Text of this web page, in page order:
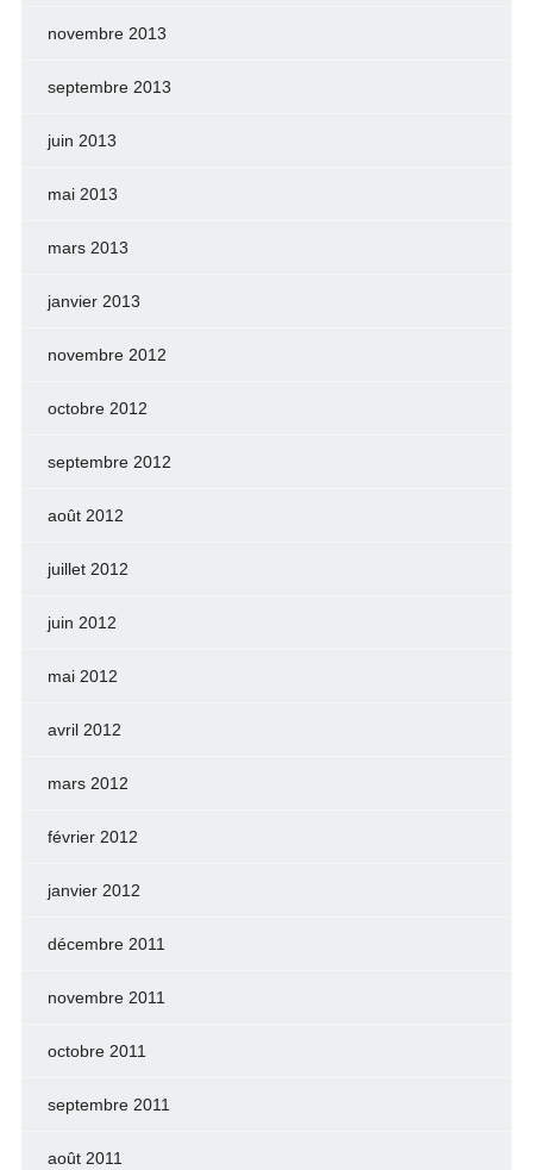
novembre 2013
septembre 2013
juin 2013
mai 2013
mars 2013
janvier 2013
novembre 2012
octobre 2012
septembre 2012
août 2012
juillet 2012
juin 2012
mai 2012
avril 2012
mars 2012
février 2012
janvier 2012
décembre 2011
novembre 2011
octobre 2011
septembre 2011
août 2011